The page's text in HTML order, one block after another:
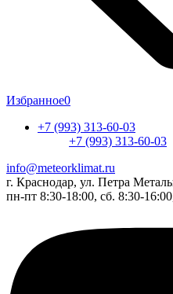
Избранное0
+7 (993) 313-60-03
+7 (993) 313-60-03
info@meteorklimat.ru
г. Краснодар, ул. Петра
пн-пт 8:30-18:00, сб. 8:30-